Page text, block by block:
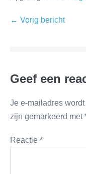
← Vorig bericht
Geef een
Je e-mailadres
zijn gemarkeerd met
Reactie *